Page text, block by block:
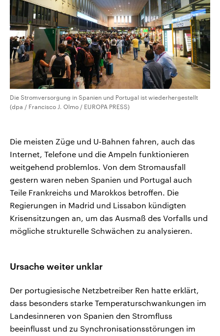
Die Stromversorgung in Spanien und Portugal ist wiederhergestellt
(dpa / Francisco J. Olmo / EUROPA PRESS)
Die meisten Züge und U-Bahnen fahren, auch das
Internet, Telefone und die Ampeln funktionieren
weitgehend problemlos. Von dem Stromausfall
gestern waren neben Spanien und Portugal auch
Teile Frankreichs und Marokkos betroffen. Die
Regierungen in Madrid und Lissabon kündigten
Krisensitzungen an, um das Ausmaß des Vorfalls und
mögliche strukturelle Schwächen zu analysieren.
Ursache weiter unklar
Der portugiesische Netzbetreiber Ren hatte erklärt,
dass besonders starke Temperaturschwankungen im
Landesinneren von Spanien den Stromfluss
beeinflusst und zu Synchronisationsstörungen im